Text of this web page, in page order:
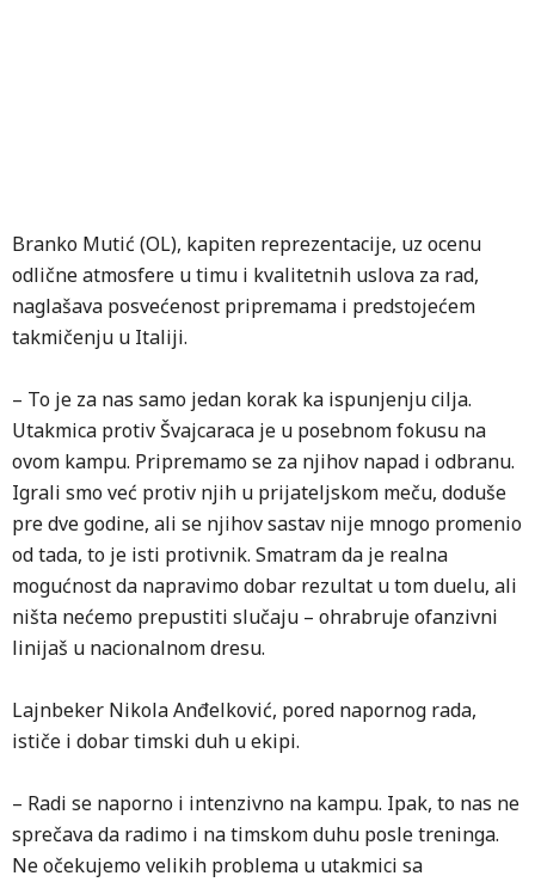
Branko Mutić (OL), kapiten reprezentacije, uz ocenu
odlične atmosfere u timu i kvalitetnih uslova za rad,
naglašava posvećenost pripremama i predstojećem
takmičenju u Italiji.
– To je za nas samo jedan korak ka ispunjenju cilja.
Utakmica protiv Švajcaraca je u posebnom fokusu na
ovom kampu. Pripremamo se za njihov napad i odbranu.
Igrali smo već protiv njih u prijateljskom meču, doduše
pre dve godine, ali se njihov sastav nije mnogo promenio
od tada, to je isti protivnik. Smatram da je realna
mogućnost da napravimo dobar rezultat u tom duelu, ali
ništa nećemo prepustiti slučaju – ohrabruje ofanzivni
linijaš u nacionalnom dresu.
Lajnbeker Nikola Anđelković, pored napornog rada,
ističe i dobar timski duh u ekipi.
– Radi se naporno i intenzivno na kampu. Ipak, to nas ne
sprečava da radimo i na timskom duhu posle treninga.
Ne očekujemo velikih problema u utakmici sa